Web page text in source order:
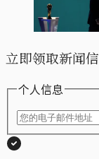
立即领取新闻信
个人信息